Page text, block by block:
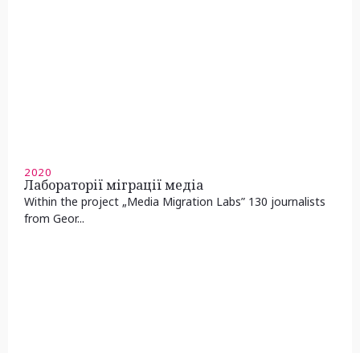
2020
Лабораторії міграції медіа
Within the project „Media Migration Labs” 130 journalists
from Geor...